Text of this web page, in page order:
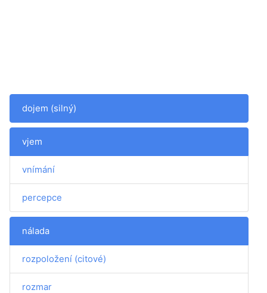
dojem (silný)
vjem
vnímání
percepce
nálada
rozpoložení (citové)
rozmar